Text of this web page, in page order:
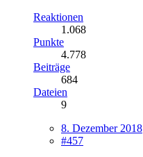
Reaktionen
1.068
Punkte
4.778
Beiträge
684
Dateien
9
8. Dezember 2018
#457